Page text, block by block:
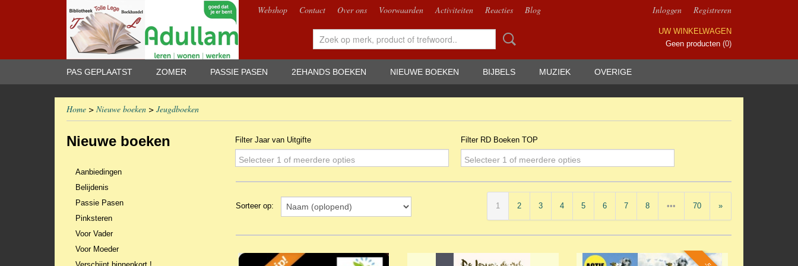
Webshop Contact Over ons Voorwaarden Activiteiten Reacties Blog Inloggen Registreren
UW WINKELWAGEN
Geen producten (0)
PAS GEPLAATST ZOMER PASSIE PASEN 2EHANDS BOEKEN NIEUWE BOEKEN BIJBELS MUZIEK OVERIGE
Home > Nieuwe boeken > Jeugdboeken
Nieuwe boeken
Aanbiedingen
Belijdenis
Passie Pasen
Pinksteren
Voor Vader
Voor Moeder
Filter Jaar van Uitgifte
Selecteer 1 of meerdere opties
Filter RD Boeken TOP
Selecteer 1 of meerdere opties
Sorteer op: 1 2 3 4 5 6 7 8 ••• 70 »